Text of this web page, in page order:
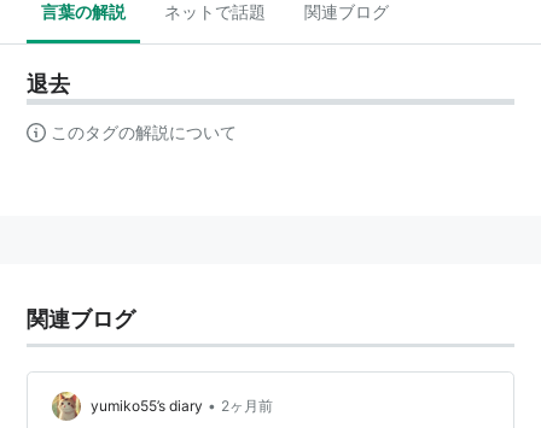
言葉の解説 ネットで話題 関連ブログ
退去
このタグの解説について
関連ブログ
yumiko55’s diary • 2ヶ月前